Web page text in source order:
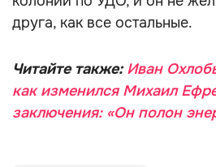
друга, как все остальные.
Читайте также: Иван
как изменился Михаил
заключения: «Он полон